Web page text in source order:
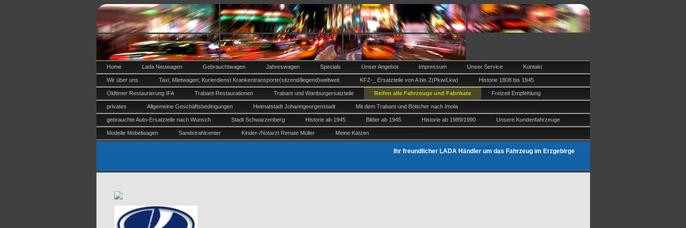
Home Lada Neuwagen Gebrauchtwagen Jahreswagen Specials Unser Angebot Impressum Unser Service Kontakt
Wir über uns Taxi; Mietwagen; Kurierdienst Krankentransporte(sitzend/liegend)weltweit KFZ-_ Ersatzteile von A bis Z(Pkw/Lkw) Historie 1808 bis 1945
Oldtimer Restaurierung IFA Trabant Restaurationen Trabant und Wartburgersatzteile Reifen alle Fahrzeuge und Fabrikate Freizeit Empfehlung
privates Allgemeine Geschäftsbedingungen Heimatstadt Johanngeorgenstadt Mit dem Trabant und Böttcher nach Imola
gebrauchte Auto-Ersatzteile nach Wunsch Stadt Schwarzenberg Historie ab 1945 Bilder ab 1945 Historie ab 1989/1990 Unsere Kundenfahrzeuge
Modelle Möbelwagen Sandstrahlcenter Kinder-/Notarzt Renate Müller Meine Katzen
Ihr freundlicher LADA Händler um das Fahrzeug im Erzgebirge